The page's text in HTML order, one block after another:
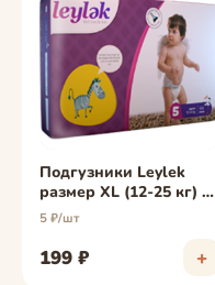
фото скоро
Подгузники Leylеk
размер XL (12-25 кг) 44
шт
5 ₽/шт
199 ₽ +